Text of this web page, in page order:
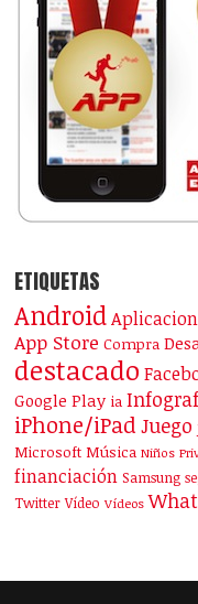
ETIQUETAS
Android
App Store Compra
destacado
Google Play ia
iPhone/iPad Juego
Microsoft Música Niños
financiación Samsung
Twitter Vídeo Vídeos